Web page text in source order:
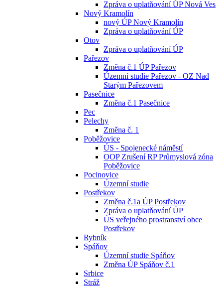
Zpráva o uplatňování ÚP Nová Ves
Nový Kramolín
nový ÚP Nový Kramolín
Zpráva o uplatňování ÚP
Otov
Zpráva o uplatňování ÚP
Pařezov
Změna č.1 ÚP Pařezov
Územní studie Pařezov - OZ Nad
Starým Pařezovem
Pasečnice
Změna č.1 Pasečnice
Pec
Pelechy
Změna č. 1
Poběžovice
ÚS - Spojenecké náměstí
OOP Zrušení RP Průmyslová zóna
Poběžovice
Pocinovice
Územní studie
Postřekov
Změna č.1a ÚP Postřekov
Zpráva o uplatňování ÚP
ÚS veřejného prostranství obce
Postřekov
Rybník
Spáňov
Územní studie Spáňov
Změna ÚP Spáňov č.1
Srbice
Stráž